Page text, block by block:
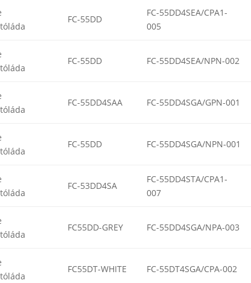
FC-55DD
FC-55DD4SEA/CPA1-
005
FC-55DD FC-55DD4SEA/NPN-002
FC-55DD4SAA FC-55DD4SGA/GPN-001
FC-55DD FC-55DD4SGA/NPN-001
FC-53DD4SA
FC-55DD4STA/CPA1-
007
FC55DD-GREY FC-55DD4SGA/NPA-003
FC55DT-WHITE FC-55DT4SGA/CPA-002